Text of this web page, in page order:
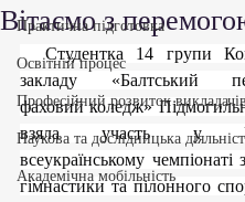
Практична підготовка
Освітній процес
Професійний розвиток
Наукова та дослідницька
Академічна мобільність
Вітаємо з
  Студентка 14 групи Комунального
закладу «Балтський
фаховий коледж»
взяла участь у
всеукраїнському чемпіонаті
гімнастики та пілонного